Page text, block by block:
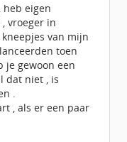
heb eigen
vroeger in
van mijn
toen
je gewoon een
dat niet , is
.
, als er een paar